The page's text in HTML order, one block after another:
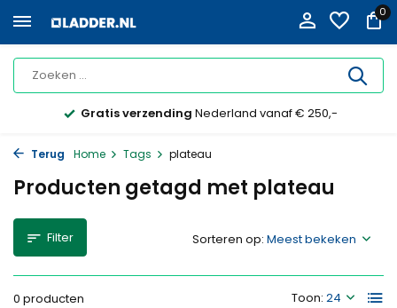
0
Gratis verzending Nederland vanaf € 250,-
Terug Home Tags plateau
Producten getagd met plateau
Filter
0 producten Toon:
Sorteren op: